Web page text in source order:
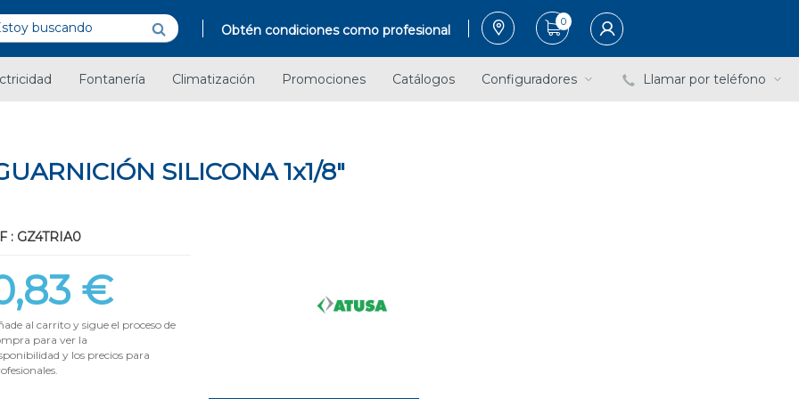
Obtén condiciones como profesional
0
Fontanería Climatización Promociones Catálogos Configuradores Llamar por teléfono
SILICONA 1x1/8"
: GZ4TRIA0
€
al carrito y sigue el proceso de
para ver la
y los precios para